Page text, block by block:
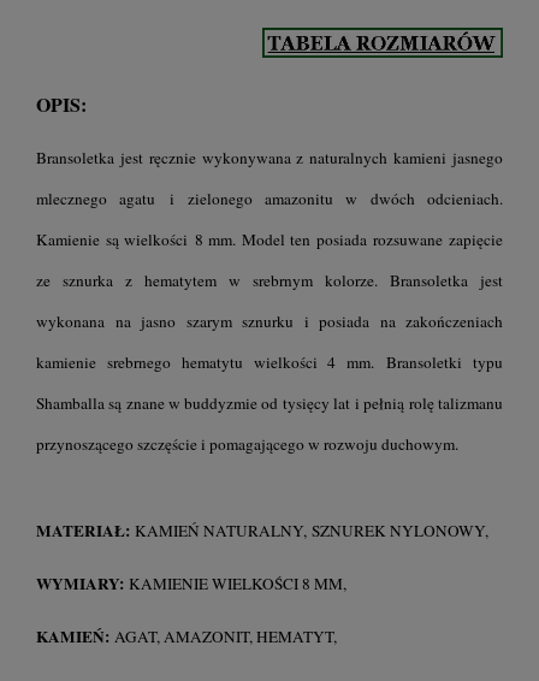
OPIS:
Bransoletka jest ręcznie wykonywana z naturalnych kamieni jasnego
mlecznego agatu i zielonego amazonitu w dwóch odcieniach.
Kamienie są wielkości 8 mm. Model ten posiada rozsuwane zapięcie
ze sznurka z hematytem w srebrnym kolorze. Bransoletka jest
wykonana na jasno szarym sznurku i posiada na zakończeniach
kamienie srebrnego hematytu wielkości 4 mm. Bransoletki typu
Shamballa są znane w buddyzmie od tysięcy lat i pełnią rolę talizmanu
przynoszącego szczęście i pomagającego w rozwoju duchowym.
MATERIAŁ: KAMIEŃ NATURALNY, SZNUREK NYLONOWY,
WYMIARY: KAMIENIE WIELKOŚCI 8 MM,
KAMIEŃ: AGAT, AMAZONIT, HEMATYT,